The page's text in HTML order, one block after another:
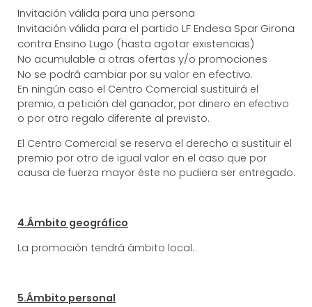
Invitación válida para una persona
Invitación válida para el partido LF Endesa Spar Girona
contra Ensino Lugo (hasta agotar existencias)
No acumulable a otras ofertas y/o promociones
No se podrá cambiar por su valor en efectivo.
En ningún caso el Centro Comercial sustituirá el
premio, a petición del ganador, por dinero en efectivo
o por otro regalo diferente al previsto.
El Centro Comercial se reserva el derecho a sustituir el
premio por otro de igual valor en el caso que por
causa de fuerza mayor éste no pudiera ser entregado.
4.Ámbito geográfico
La promoción tendrá ámbito local.
5.Ámbito personal